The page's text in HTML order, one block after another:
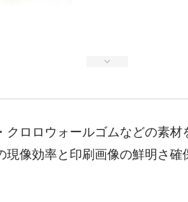
クロロウォールゴムなどの素
像効率と印刷画像の鮮明さ確